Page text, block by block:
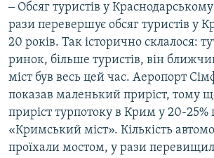
‒ Обсяг туристів у
рази перевершує обсяг туристів у
20 років. Так історично склалося:
ринок, більше туристів, він
міст був весь цей час. Аеропорт
показав маленький приріст, тому
приріст турпотоку в Крим у 20-
«Кримський міст». Кількість
проїхали мостом, у рази